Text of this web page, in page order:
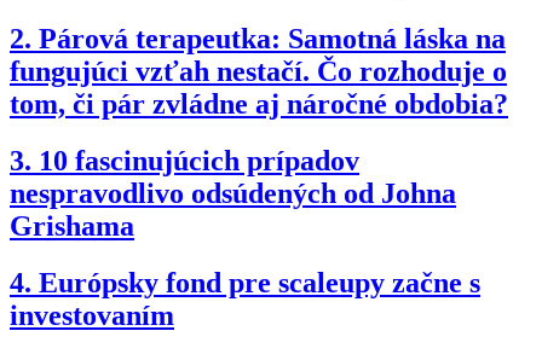
2. Párová terapeutka: Samotná láska na
fungujúci vzťah nestačí. Čo rozhoduje o
tom, či pár zvládne aj náročné obdobia?
3. 10 fascinujúcich prípadov
nespravodlivo odsúdených od Johna
Grishama
4. Európsky fond pre scaleupy začne s
investovaním